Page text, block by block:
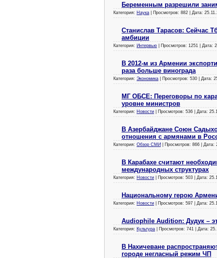
Беременным разрешили
Категория: Наука | Просмотров: 882 | Дата:
Станислав Тарасов: Сейчас
амбиции
Категория: Интервью | Просмотров: 1251 | Дата:
В 2012-м из Армении
раза больше винограда
Категория: Экономика | Просмотров: 530 | Дата:
МГ ОБСЕ: Переговоры по
уровне министров
Категория: Новости | Просмотров: 536 | Дата:
В Азербайджане Союн
отношения с армянами в
Категория: Обзор СМИ | Просмотров: 866 | Дата:
В Карабахе считают
международных структурах
Категория: Новости | Просмотров: 503 | Дата:
Национальному герою
Категория: Новости | Просмотров: 597 | Дата:
Audiophile Audition: Дудук –
Категория: Культура | Просмотров: 741 | Дата:
В Нахичеване
городе негласный режим ЧП